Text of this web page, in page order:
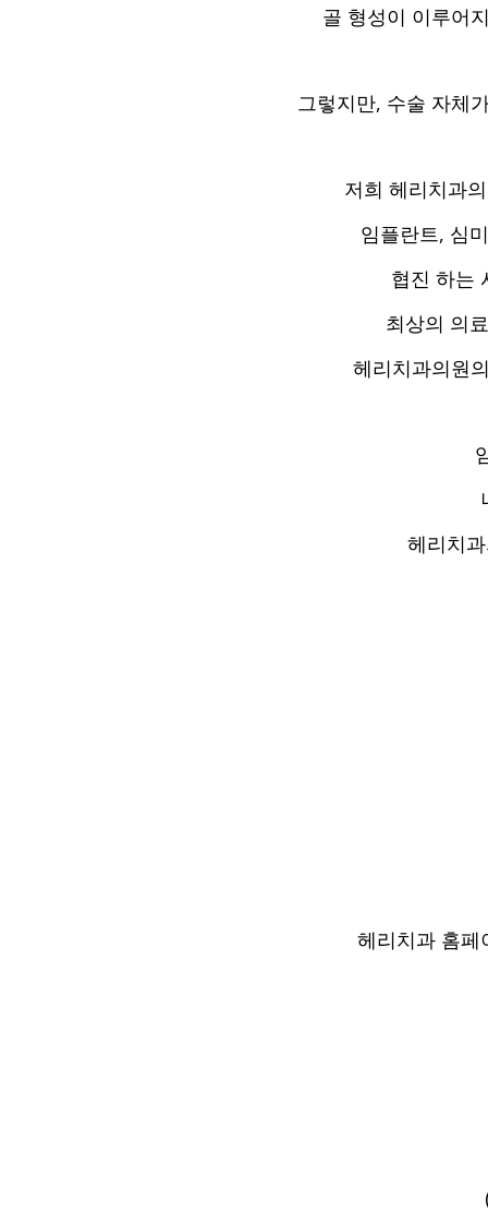
골 형성이 이루어
그렇지만, 수술 자체
저희 헤리치과
임플란트, 심
협진 하는
최상의 의
헤리치과의원
헤리치
헤리치과 홈페